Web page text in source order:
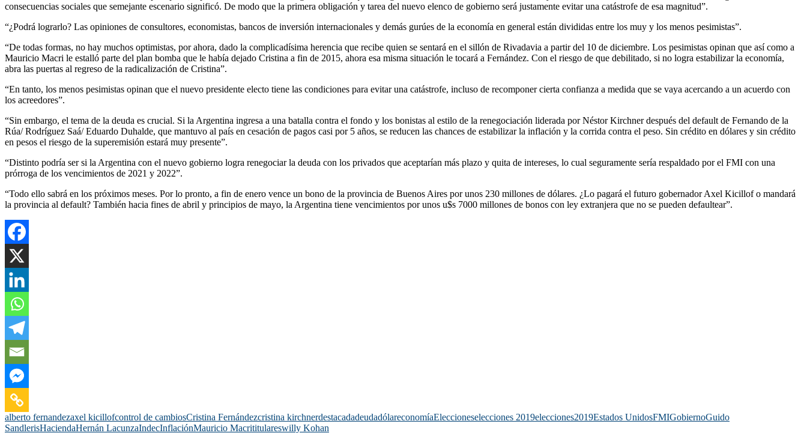
consecuencias sociales que semejante escenario significó. De modo que la primera obligación y tarea del nuevo elenco de gobierno será justamente evitar una catástrofe de esa magnitud”.
“¿Podrá lograrlo? Las opiniones de consultores, economistas, bancos de inversión internacionales y demás gurúes de la economía en general están divididas entre los muy y los menos pesimistas”.
“De todas formas, no hay muchos optimistas, por ahora, dado la complicadísima herencia que recibe quien se sentará en el sillón de Rivadavia a partir del 10 de diciembre. Los pesimistas opinan que así como a
Mauricio Macri le estalló parte del plan bomba que le había dejado Cristina a fin de 2015, ahora esa misma situación le tocará a Fernández. Con el riesgo de que debilitado, si no logra estabilizar la economía,
abra las puertas al regreso de la radicalización de Cristina”.
“En tanto, los menos pesimistas opinan que el nuevo presidente electo tiene las condiciones para evitar una catástrofe, incluso de recomponer cierta confianza a medida que se vaya acercando a un acuerdo con
los acreedores”.
“Sin embargo, el tema de la deuda es crucial. Si la Argentina ingresa a una batalla contra el fondo y los bonistas al estilo de la renegociación liderada por Néstor Kirchner después del default de Fernando de la
Rúa/ Rodríguez Saá/ Eduardo Duhalde, que mantuvo al país en cesación de pagos casi por 5 años, se reducen las chances de estabilizar la inflación y la corrida contra el peso. Sin crédito en dólares y sin crédito
en pesos el riesgo de la superemisión estará muy presente”.
“Distinto podría ser si la Argentina con el nuevo gobierno logra renegociar la deuda con los privados que aceptarían más plazo y quita de intereses, lo cual seguramente sería respaldado por el FMI con una
prórroga de los vencimientos de 2021 y 2022”.
“Todo ello sabrá en los próximos meses. Por lo pronto, a fin de enero vence un bono de la provincia de Buenos Aires por unos 230 millones de dólares. ¿Lo pagará el futuro gobernador Axel Kicillof o mandará
la provincia al default? También hacia fines de abril y principios de mayo, la Argentina tiene vencimientos por unos u$s 7000 millones de bonos con ley extranjera que no se pueden defaultear”.
alberto fernandezaxel kicillofcontrol de cambiosCristina Fernándezcristina kirchnerdestacadadeudadólareconomíaEleccioneselecciones 2019elecciones2019Estados UnidosFMIGobiernoGuido
SandlerisHaciendaHernán LacunzaIndecInflaciónMauricio Macrititulareswilly Kohan